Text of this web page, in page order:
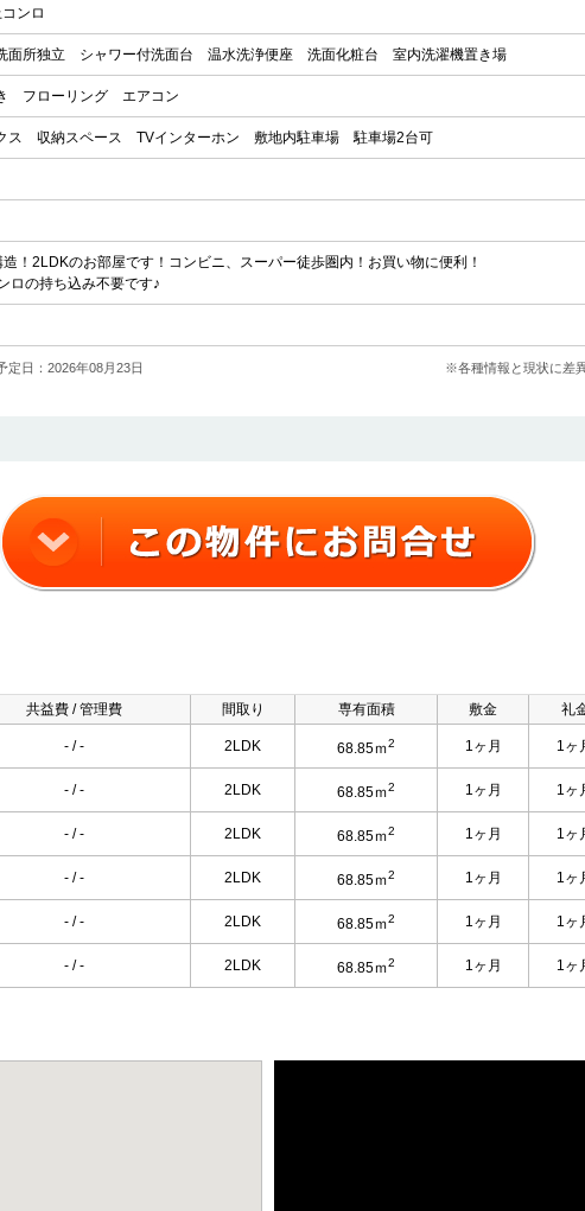
ンロ
面所独立 シャワー付洗面台 温水洗浄便座 洗面化粧台 室内洗濯機置き場
フローリング エアコン
ス 収納スペース TVインターホン 敷地内駐車場 駐車場2台可
！2LDKのお部屋です！コンビニ、スーパー徒歩圏内！お買い物に便利！
ロの持ち込み不要です♪
定日：2026年08月23日 ※各種情報と現状に差
共益費 / 管理費 間取り 専有面積 敷金 礼
- / - 2LDK 68.85ｍ2 1ヶ月 1ヶ
- / - 2LDK 68.85ｍ2 1ヶ月 1ヶ
- / - 2LDK 68.85ｍ2 1ヶ月 1ヶ
- / - 2LDK 68.85ｍ2 1ヶ月 1ヶ
- / - 2LDK 68.85ｍ2 1ヶ月 1ヶ
- / - 2LDK 68.85ｍ2 1ヶ月 1ヶ